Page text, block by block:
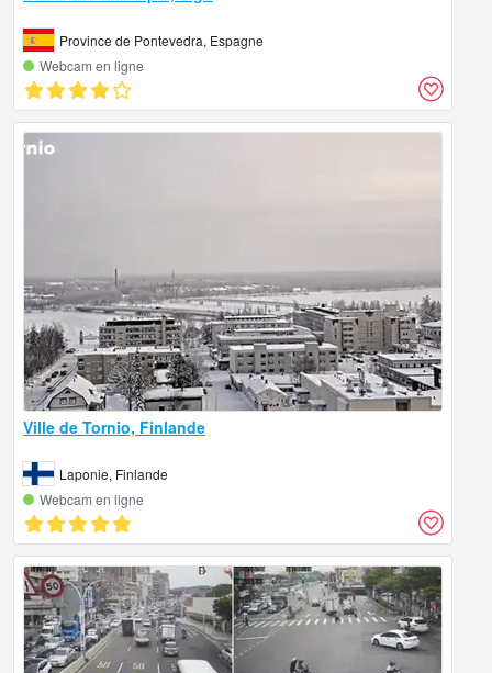
Province de Pontevedra, Espagne
Webcam en ligne
Ville de Tornio, Finlande
Laponie, Finlande
Webcam en ligne